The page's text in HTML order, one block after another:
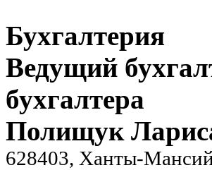
Бухгалтерия
Ведущий
бухгалтера
Полищук
628403, Ханты-